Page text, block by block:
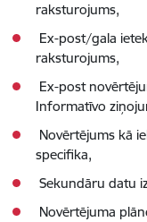
raksturojums,
Ex-post/gala
raksturojums,
Ex-post
Informatīvo
Novērtējums kā
specifika,
Sekundāru datu
Novērtējuma